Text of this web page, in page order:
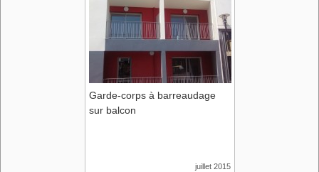
Garde-corps à barreaudage
sur balcon
juillet 2015